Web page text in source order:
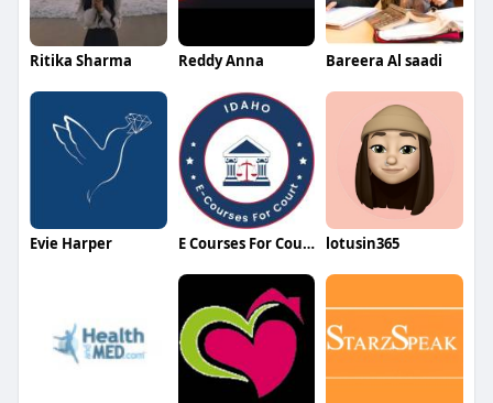
Ritika Sharma Reddy Anna Bareera Al saadi
Evie Harper E Courses For Court Idaho lotusin365